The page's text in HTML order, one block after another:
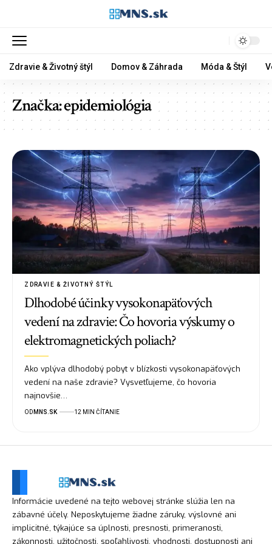
Zdravie & Životný štýl Domov & Záhrada Móda & Štýl
Značka:epidemiológia
ZDRAVIE & ŽIVOTNÝ ŠTÝL
Dlhodobé účinky vysokonapäťových
vedení na zdravie: Čo hovoria výskumy o
elektromagnetických poliach?
Ako vplýva dlhodobý pobyt v blízkosti vysokonapäťových
vedení na naše zdravie? Vysvetľujeme, čo hovoria
najnovšie…
OD MNS.SK 12 MIN ČÍTANIE
Informácie uvedené na tejto webovej stránke slúžia len na
zábavné účely. Neposkytujeme žiadne záruky, výslovné ani
implicitné, týkajúce sa úplnosti, presnosti, primeranosti,
zákonnosti, užitočnosti, spoľahlivosti, vhodnosti, dostupnosti ani